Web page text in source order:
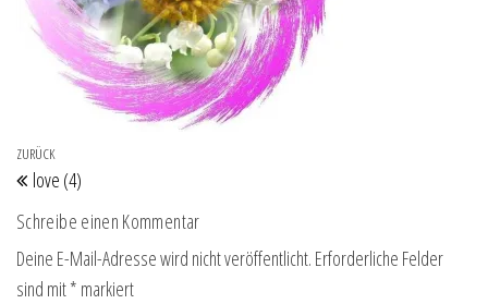
Beitragsnavigation
Vorheriger Beitrag
ZURÜCK
love (4)
Schreibe einen Kommentar
Deine E-Mail-Adresse wird nicht veröffentlicht. Erforderliche Felder
sind mit* markiert